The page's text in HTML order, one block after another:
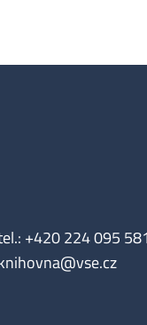
+420 224 095 581